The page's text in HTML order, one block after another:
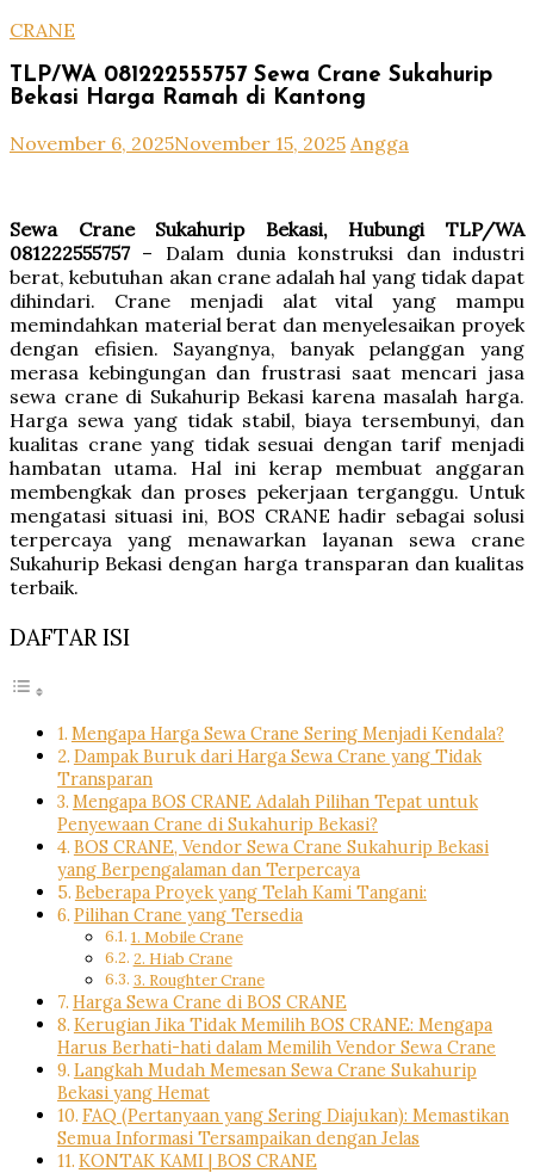
CRANE
TLP/WA 081222555757 Sewa Crane Sukahurip
Bekasi Harga Ramah di Kantong
November 6, 2025November 15, 2025 Angga
Sewa Crane Sukahurip Bekasi, Hubungi TLP/WA
081222555757– Dalam dunia konstruksi dan industri
berat, kebutuhan akan crane adalah hal yang tidak dapat
dihindari. Crane menjadi alat vital yang mampu
memindahkan material berat dan menyelesaikan proyek
dengan efisien. Sayangnya, banyak pelanggan yang
merasa kebingungan dan frustrasi saat mencari jasa
sewa crane di Sukahurip Bekasi karena masalah harga.
Harga sewa yang tidak stabil, biaya tersembunyi, dan
kualitas crane yang tidak sesuai dengan tarif menjadi
hambatan utama. Hal ini kerap membuat anggaran
membengkak dan proses pekerjaan terganggu. Untuk
mengatasi situasi ini, BOS CRANE hadir sebagai solusi
terpercaya yang menawarkan layanan sewa crane
Sukahurip Bekasi dengan harga transparan dan kualitas
terbaik.
DAFTAR ISI
Mengapa Harga Sewa Crane Sering Menjadi Kendala?
Dampak Buruk dari Harga Sewa Crane yang Tidak
Transparan
Mengapa BOS CRANE Adalah Pilihan Tepat untuk
Penyewaan Crane di Sukahurip Bekasi?
BOS CRANE, Vendor Sewa Crane Sukahurip Bekasi
yang Berpengalaman dan Terpercaya
Beberapa Proyek yang Telah Kami Tangani:
Pilihan Crane yang Tersedia
1. Mobile Crane
2. Hiab Crane
3. Roughter Crane
Harga Sewa Crane di BOS CRANE
Kerugian Jika Tidak Memilih BOS CRANE: Mengapa
Harus Berhati-hati dalam Memilih Vendor Sewa Crane
Langkah Mudah Memesan Sewa Crane Sukahurip
Bekasi yang Hemat
FAQ (Pertanyaan yang Sering Diajukan): Memastikan
Semua Informasi Tersampaikan dengan Jelas
KONTAK KAMI | BOS CRANE